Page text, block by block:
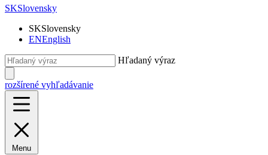
SKSlovensky
SKSlovensky
ENEnglish
Hľadaný výraz
rozšírené vyhľadávanie
Menu